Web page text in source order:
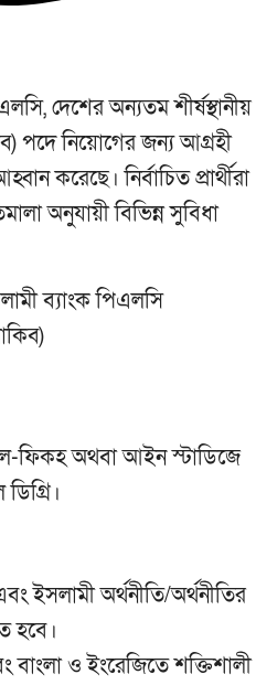
দেশের অন্যতম শীর্ষস্থানীয়
পদে নিয়োগের জন্য আগ্রহী
করেছে। নির্বাচিত প্রার্থীরা
অনুযায়ী বিভিন্ন সুবিধা
ব্যাংক পিএলসি
ফিকহ অথবা আইন স্টাডিজে
ইসলামী অর্থনীতি/অর্থনীতির
হবে।
বাংলা ও ইংরেজিতে শক্তিশালী